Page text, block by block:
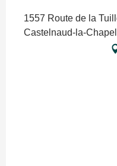
1557 Route de la
Castelnaud-la-